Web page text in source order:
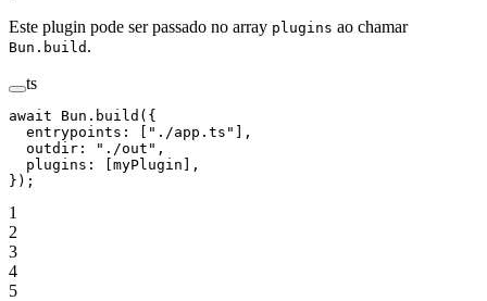
Este plugin pode ser passado no array plugins ao chamar
Bun.build .
ts
await Bun. build ({
  entrypoints: [
"./app.ts"
],
  outdir:
"./out" ,
  plugins: [myPlugin],
});
1
2
3
4
5